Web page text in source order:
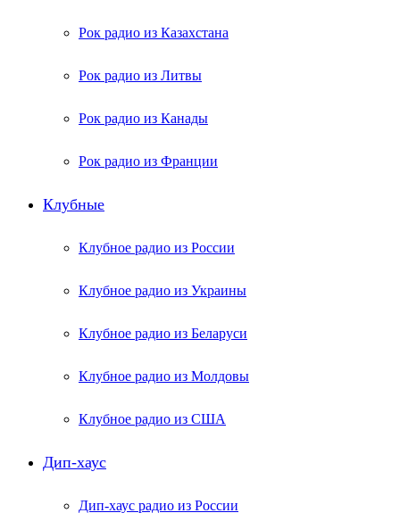
Рок радио из Казахстана
Рок радио из Литвы
Рок радио из Канады
Рок радио из Франции
Клубные
Клубное радио из России
Клубное радио из Украины
Клубное радио из Беларуси
Клубное радио из Молдовы
Клубное радио из США
Дип-хаус
Дип-хаус радио из России